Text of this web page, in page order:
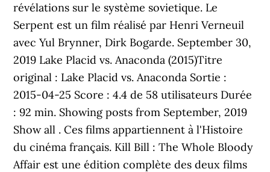
révélations sur le système sovietique. Le
Serpent est un film réalisé par Henri Verneuil
avec Yul Brynner, Dirk Bogarde. September 30,
2019 Lake Placid vs. Anaconda (2015)Titre
original : Lake Placid vs. Anaconda Sortie :
2015-04-25 Score : 4.4 de 58 utilisateurs Durée
: 92 min. Showing posts from September, 2019
Show all . Ces films appartiennent à l'Histoire
du cinéma français. Kill Bill : The Whole Bloody
Affair est une édition complète des deux films